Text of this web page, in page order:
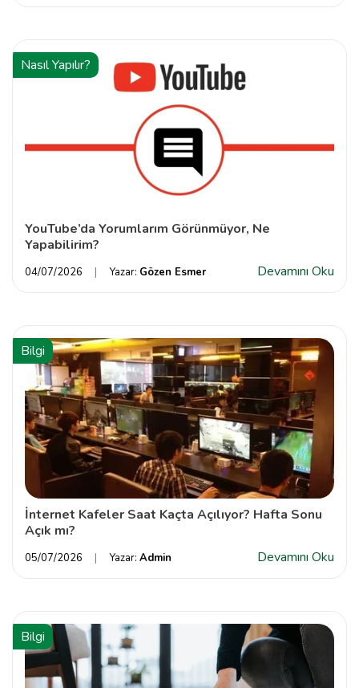
Nasıl Yapılır?
YouTube’da Yorumlarım Görünmüyor, Ne
Yapabilirim?
04/07/2026 Yazar: Gözen Esmer Devamını Oku
Bilgi
İnternet Kafeler Saat Kaçta Açılıyor? Hafta Sonu
Açık mı?
05/07/2026 Yazar: Admin Devamını Oku
Bilgi